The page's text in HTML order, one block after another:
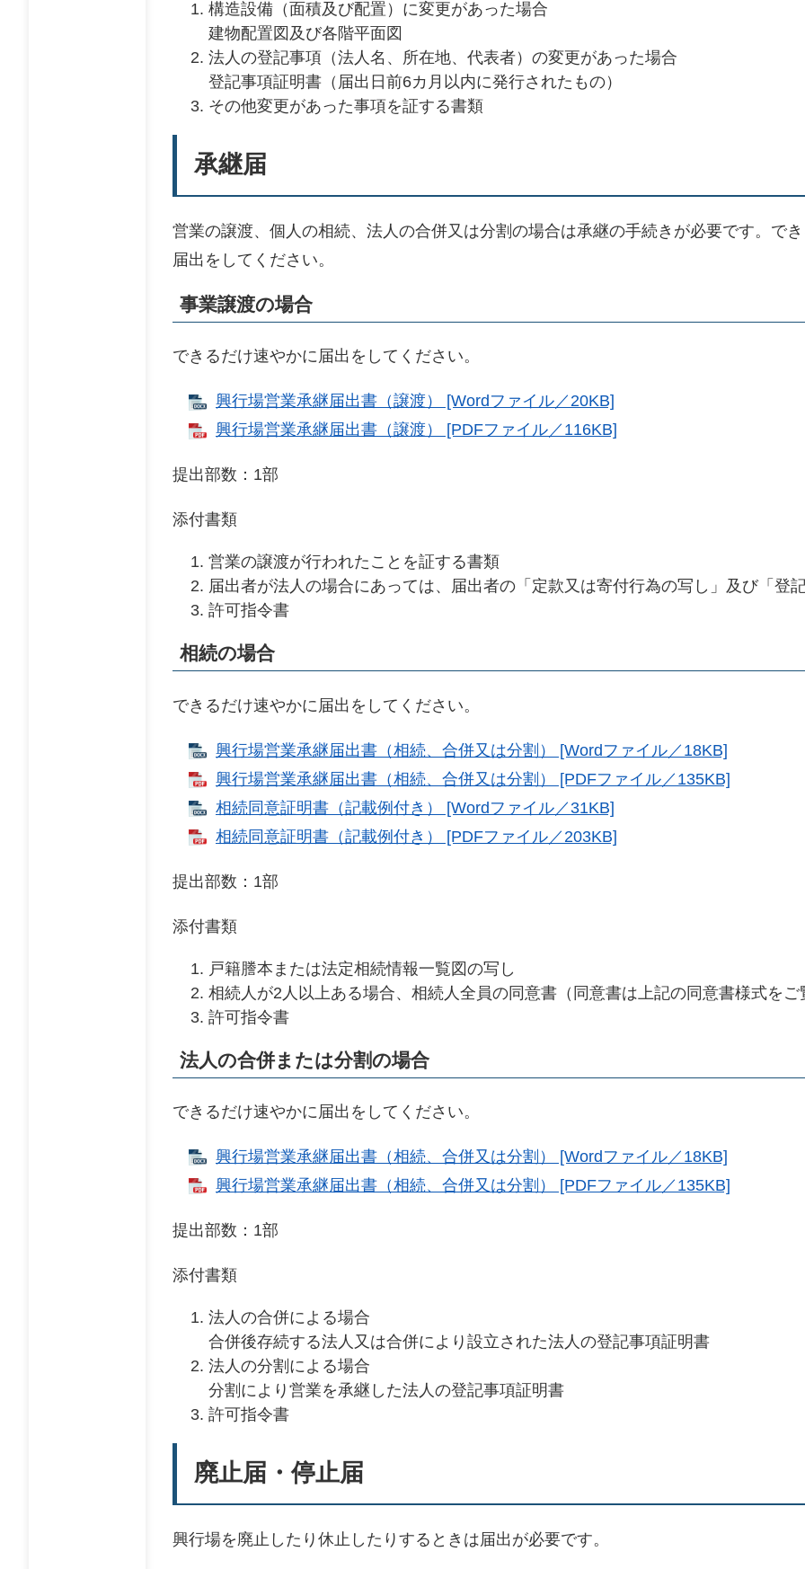
構造設備（面積及び配置）に変更があった場合
建物配置図及び各階平面図
法人の登記事項（法人名、所在地、代表者）の変更があった場合
登記事項証明書（届出日前6カ月以内に発行されたもの）
その他変更があった事項を証する書類
承継届
営業の譲渡、個人の相続、法人の合併又は分割の場合は承継の手続きが必要です。で
届出をしてください。
事業譲渡の場合
できるだけ速やかに届出をしてください。
興行場営業承継届出書（譲渡） [Wordファイル／20KB]
興行場営業承継届出書（譲渡） [PDFファイル／116KB]
提出部数：1部
添付書類
営業の譲渡が行われたことを証する書類
届出者が法人の場合にあっては、届出者の「定款又は寄付行為の写し」及び「登記
許可指令書
相続の場合
できるだけ速やかに届出をしてください。
興行場営業承継届出書（相続、合併又は分割） [Wordファイル／18KB]
興行場営業承継届出書（相続、合併又は分割） [PDFファイル／135KB]
相続同意証明書（記載例付き） [Wordファイル／31KB]
相続同意証明書（記載例付き） [PDFファイル／203KB]
提出部数：1部
添付書類
戸籍謄本または法定相続情報一覧図の写し
相続人が2人以上ある場合、相続人全員の同意書（同意書は上記の同意書様式をご
許可指令書
法人の合併または分割の場合
できるだけ速やかに届出をしてください。
興行場営業承継届出書（相続、合併又は分割） [Wordファイル／18KB]
興行場営業承継届出書（相続、合併又は分割） [PDFファイル／135KB]
提出部数：1部
添付書類
法人の合併による場合
合併後存続する法人又は合併により設立された法人の登記事項証明書
法人の分割による場合
分割により営業を承継した法人の登記事項証明書
許可指令書
廃止届・停止届
興行場を廃止したり休止したりするときは届出が必要です。